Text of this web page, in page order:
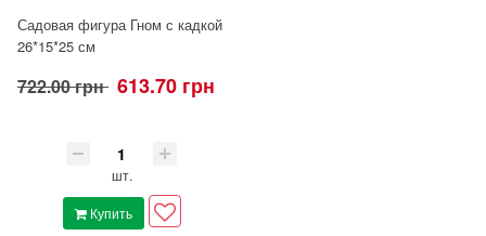
Садовая фигура Гном с кадкой
26*15*25 см
722.00 грн 613.70 грн
шт.
Купить